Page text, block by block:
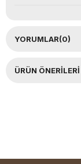
YORUMLAR(0)
ÜRÜN ÖNERILERI